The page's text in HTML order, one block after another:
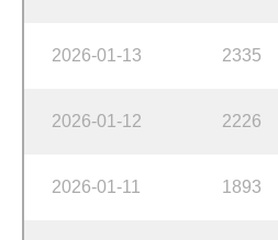
2026-01-13 2335
2026-01-12 2226
2026-01-11 1893